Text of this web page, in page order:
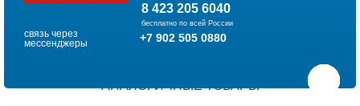
8 423 205 6040
бесплатно по всей России
связь через
мессенджеры
+7 902 505 0880
АНАЛОГИЧНЫЕ ТОВАРЫ